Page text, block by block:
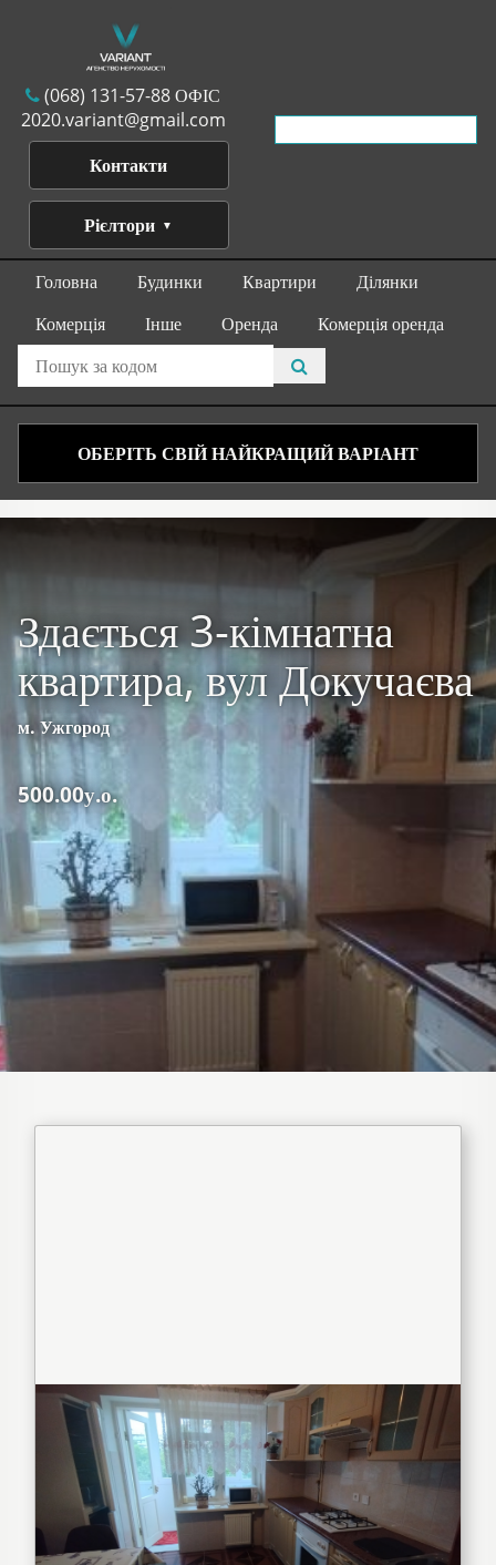
(068) 131-57-88 ОФІС
2020.variant@gmail.com
Контакти
Рієлтори
Головна Будинки Квартири
Ділянки
Комерція
Інше Оренда Комерція оренда
ОБЕРІТЬ СВІЙ НАЙКРАЩИЙ ВАРІАНТ
Здається 3-кімнатна
квартира, вул Докучаєва
м. Ужгород
500.00у.о.